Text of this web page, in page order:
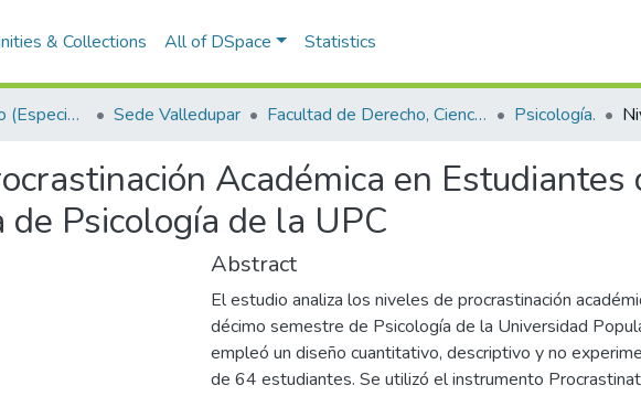
& Collections All of DSpace Statistics
Trabajos de Grado (Especializaciones y Pregrados) Sede Valledupar Facultad de Derecho, Ciencias Políticas y Sociales. Psicología.
Académica en
Psicología de la UPC
Abstract
El estudio analiza los niveles de procrastinación
décimo semestre de Psicología de la Universidad
empleó un diseño cuantitativo, descriptivo y no
de 64 estudiantes. Se utilizó el instrumento